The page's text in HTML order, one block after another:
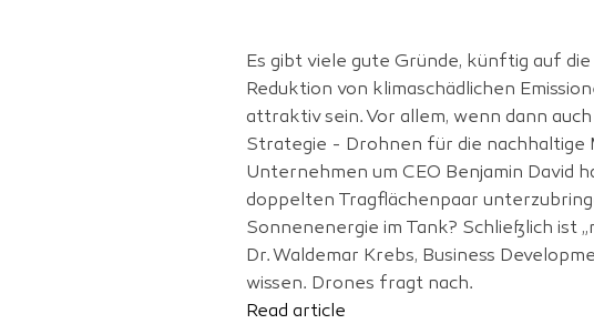
Es gibt viele gute Gründe, künftig auf
Reduktion von klimaschädlichen
attraktiv sein. Vor allem, wenn dann
Strategie - Drohnen für die nachhaltige
Unternehmen um CEO Benjamin David
doppelten Tragflächenpaar
Sonnenenergie im Tank? Schließlich ist
Dr. Waldemar Krebs, Business
wissen. Drones fragt nach.
Read article